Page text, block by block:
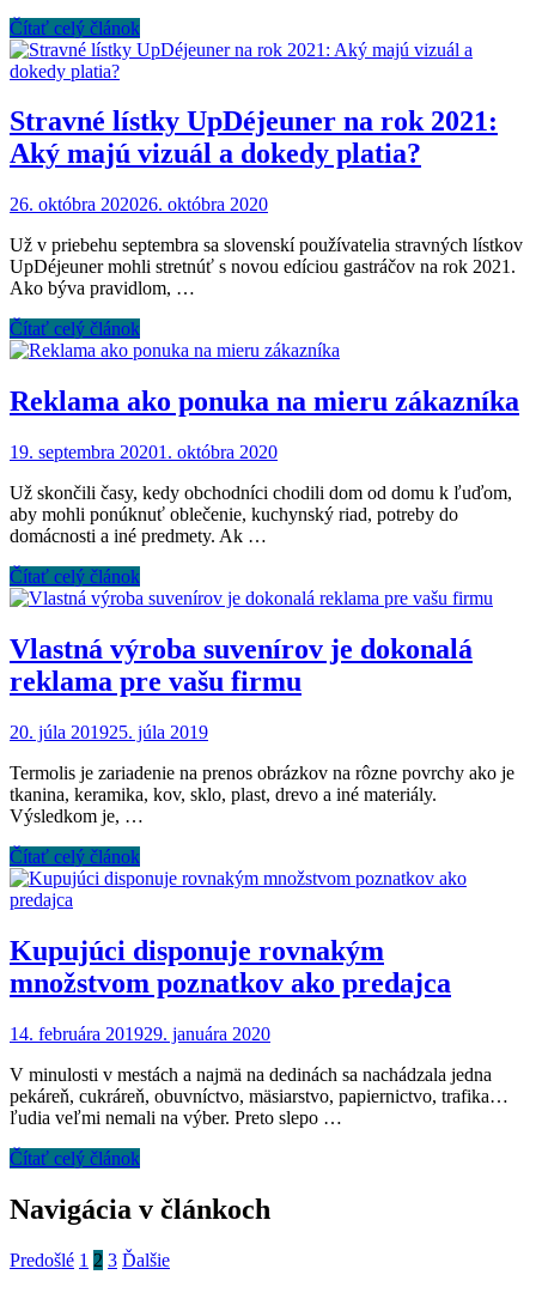
Čítať celý článok
Stravné lístky UpDéjeuner na rok 2021:
Aký majú vizuál a dokedy platia?
26. októbra 202026. októbra 2020
Už v priebehu septembra sa slovenskí používatelia stravných lístkov
UpDéjeuner mohli stretnúť s novou edíciou gastráčov na rok 2021.
Ako býva pravidlom, …
Čítať celý článok
Reklama ako ponuka na mieru zákazníka
19. septembra 20201. októbra 2020
Už skončili časy, kedy obchodníci chodili dom od domu k ľuďom,
aby mohli ponúknuť oblečenie, kuchynský riad, potreby do
domácnosti a iné predmety. Ak …
Čítať celý článok
Vlastná výroba suvenírov je dokonalá
reklama pre vašu firmu
20. júla 201925. júla 2019
Termolis je zariadenie na prenos obrázkov na rôzne povrchy ako je
tkanina, keramika, kov, sklo, plast, drevo a iné materiály.
Výsledkom je, …
Čítať celý článok
Kupujúci disponuje rovnakým
množstvom poznatkov ako predajca
14. februára 201929. januára 2020
V minulosti v mestách a najmä na dedinách sa nachádzala jedna
pekáreň, cukráreň, obuvníctvo, mäsiarstvo, papiernictvo, trafika…
ľudia veľmi nemali na výber. Preto slepo …
Čítať celý článok
Navigácia v článkoch
Predošlé 1 2 3 Ďalšie